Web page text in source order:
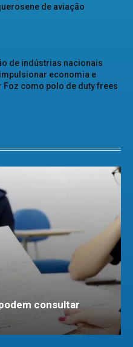
de aviação
de indústrias nacionais
economia e
como polo de duty frees
consultar